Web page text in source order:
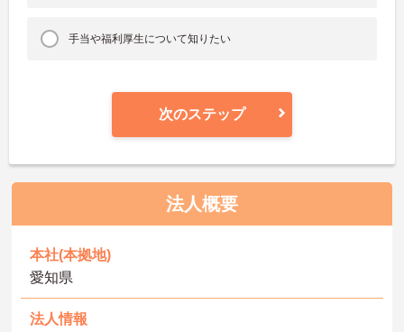
手当や福利厚生について知りたい
次のステップ
法人概要
本社(本拠地)
愛知県
法人情報